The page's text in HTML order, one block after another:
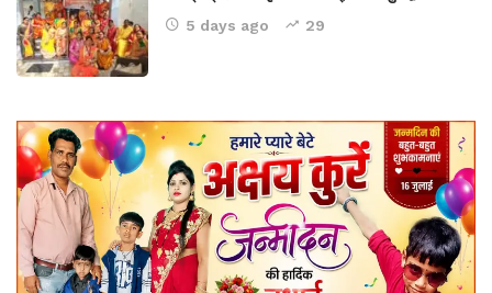
5 days ago 29